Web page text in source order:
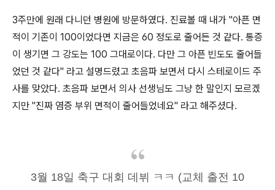
3주만에 원래 다니던 병원에 방문하였다. 진료볼 때 내가 "아픈 면
적이 기존이 100이었다면 지금은 60 정도로 줄어든 것 같다. 통증
이 생기면 그 강도는 100 그대로이다. 다만 그 아픈 빈도도 줄어들
었던 것 같다" 라고 설명드렸고 초음파 보면서 다시 스테로이드 주
사를 맞았다. 초음파 보면서 의사 선생님도 그냥 한 말인지 모르겠
지만 "진짜 염증 부위 면적이 줄어들었네요" 라고 해주셨다.
3월 18일 축구 대회 데뷔 ㅋㅋ (교체 출전 10